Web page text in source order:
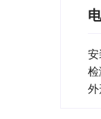
安
检
外